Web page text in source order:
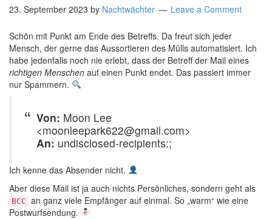
23. September 2023 by Nachtwächter Leave a Comment
Schön mit Punkt am Ende des Betreffs. Da freut sich jeder
Mensch, der gerne das Aussortieren des Mülls automatisiert. Ich
habe jedenfalls noch nie erlebt, dass der Betreff der Mail eines
richtigen Menschen auf einen Punkt endet. Das passiert immer
nur Spammern.
Von: Moon Lee
<moonleepark622@gmail.com>
An: undisclosed-recipients:;
Ich kenne das Absender nicht.
Aber diese Mail ist ja auch nichts Persönliches, sondern geht als
BCC an ganz viele Empfänger auf einmal. So „warm“ wie eine
Postwurfsendung.